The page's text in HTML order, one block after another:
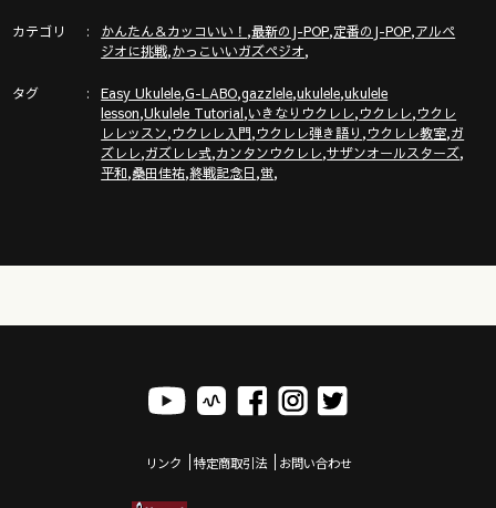
▶︎▶︎▶︎２０万部突破ガズレレフェア▶︎▶︎▶︎←詳細とお願い＆ガ
https://gazzlele.com/gazzlelefair2024/
https://gazzlele.com/beginner/
カテゴリ かんたん＆カッコいい！ ,最新のJ-POP,定番のJ-POP,アルペ
ジオに挑戦,かっこいいガズペジオ,
タグ Easy Ukulele,G-LABO,gazzlele,ukulele,ukulele
lesson,Ukulele Tutorial,いきなりウクレレ,ウクレレ,ウクレ
レレッスン,ウクレレ入門,ウクレレ弾き語り ,ウクレレ教室,ガ
ズレレ,ガズレレ式,カンタンウクレレ,サザンオールスターズ,
平和,桑田佳祐,終戦記念日,蛍,
リンク 特定商取引法 お問い合わせ